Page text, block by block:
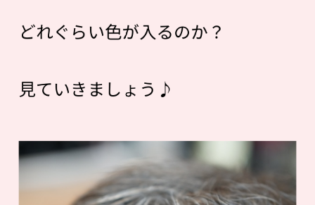
どれぐらい色が入るのか？
見ていきましょう♪